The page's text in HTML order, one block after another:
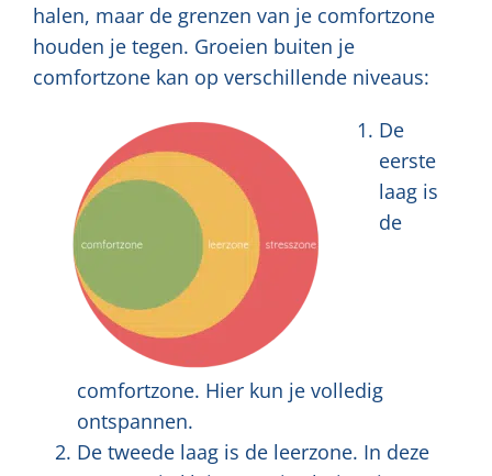
halen, maar de grenzen van je comfortzone
houden je tegen. Groeien buiten je
comfortzone kan op verschillende niveaus:
De
eerste
laag is
de
comfortzone. Hier kun je volledig
ontspannen.
De tweede laag is de leerzone. In deze